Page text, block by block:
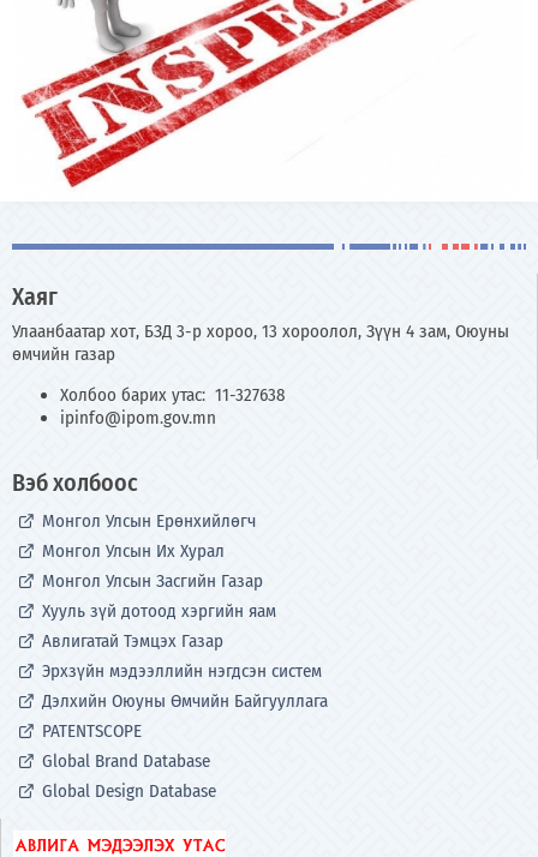
Хаяг
Улаанбаатар хот, БЗД 3-р хороо, 13 хороолол, Зүүн 4 зам, Оюуны
өмчийн газар
Холбоо барих утас: 11-327638
ipinfo@ipom.gov.mn
Вэб холбоос
Монгол Улсын Ерөнхийлөгч
Монгол Улсын Их Хурал
Монгол Улсын Засгийн Газар
Хууль зүй дотоод хэргийн яам
Авлигатай Тэмцэх Газар
Эрхзүйн мэдээллийн нэгдсэн систем
Дэлхийн Оюуны Өмчийн Байгууллага
PATENTSCOPE
Global Brand Database
Global Design Database